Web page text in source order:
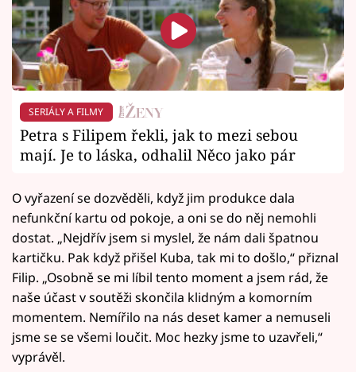
SERIÁLY A FILMY
Petra s Filipem řekli, jak to mezi sebou
mají. Je to láska, odhalil Něco jako pár
O vyřazení se dozvěděli, když jim produkce dala
nefunkční kartu od pokoje, a oni se do něj nemohli
dostat. „Nejdřív jsem si myslel, že nám dali špatnou
kartičku. Pak když přišel Kuba, tak mi to došlo,“ přiznal
Filip. „Osobně se mi líbil tento moment a jsem rád, že
naše účast v soutěži skončila klidným a komorním
momentem. Nemířilo na nás deset kamer a nemuseli
jsme se se všemi loučit. Moc hezky jsme to uzavřeli,“
vyprávěl.